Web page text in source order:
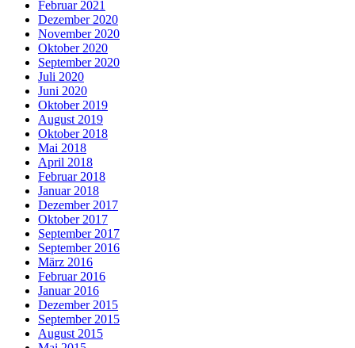
Februar 2021
Dezember 2020
November 2020
Oktober 2020
September 2020
Juli 2020
Juni 2020
Oktober 2019
August 2019
Oktober 2018
Mai 2018
April 2018
Februar 2018
Januar 2018
Dezember 2017
Oktober 2017
September 2017
September 2016
März 2016
Februar 2016
Januar 2016
Dezember 2015
September 2015
August 2015